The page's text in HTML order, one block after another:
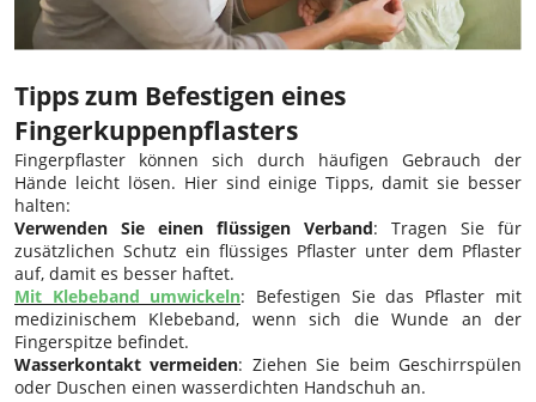
Tipps zum Befestigen eines
Fingerkuppenpflasters
Fingerpflaster können sich durch häufigen Gebrauch der
Hände leicht lösen. Hier sind einige Tipps, damit sie besser
halten:
Verwenden Sie einen flüssigen Verband: Tragen Sie für
zusätzlichen Schutz ein flüssiges Pflaster unter dem Pflaster
auf, damit es besser haftet.
Mit Klebeband umwickeln: Befestigen Sie das Pflaster mit
medizinischem Klebeband, wenn sich die Wunde an der
Fingerspitze befindet.
Wasserkontakt vermeiden: Ziehen Sie beim Geschirrspülen
oder Duschen einen wasserdichten Handschuh an.